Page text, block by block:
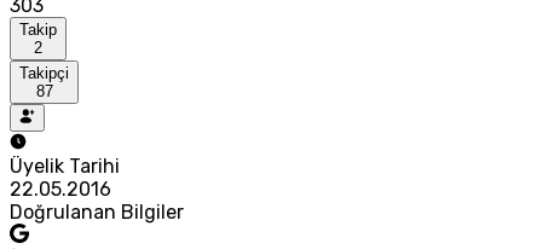
303
Takip
2
Takipçi
87
Üyelik Tarihi
22.05.2016
Doğrulanan Bilgiler